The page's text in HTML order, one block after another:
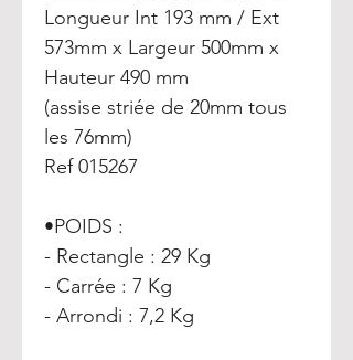
Longueur Int 193 mm / Ext
573mm x Largeur 500mm x
Hauteur 490 mm
(assise striée de 20mm tous
les 76mm)
Ref 015267
•POIDS :
- Rectangle : 29 Kg
- Carrée : 7 Kg
- Arrondi : 7,2 Kg